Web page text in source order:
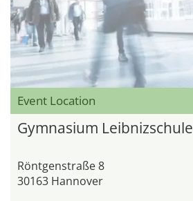
Event Location
Gymnasium Leibnizschule
Röntgenstraße 8
30163 Hannover